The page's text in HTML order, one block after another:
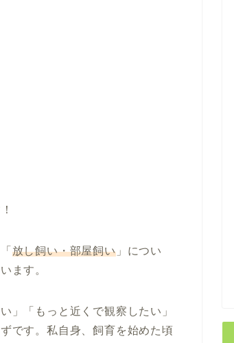
放し飼い・部屋飼い」につい
ます。
」「もっと近くで観察したい」
です。私自身、飼育を始めた頃